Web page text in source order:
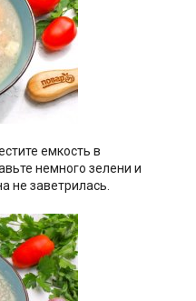
емкость в
немного зелени и
не заветрилась.